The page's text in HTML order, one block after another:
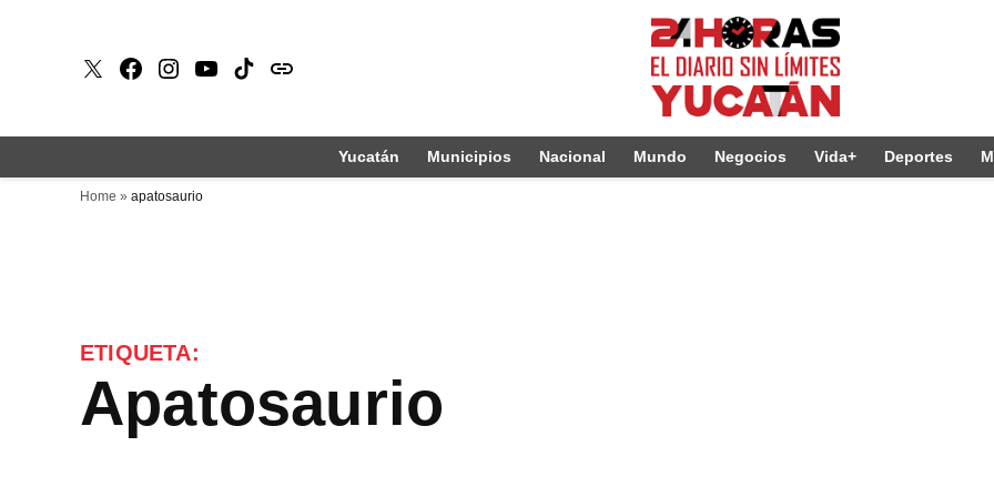
X Faceboook
Instagram
Youtube
Tiktokissuu
Yucatán Municipios Nacional Mundo Negocios Vida+ Deportes
Home » apatosaurio
ETIQUETA:
apatosaurio